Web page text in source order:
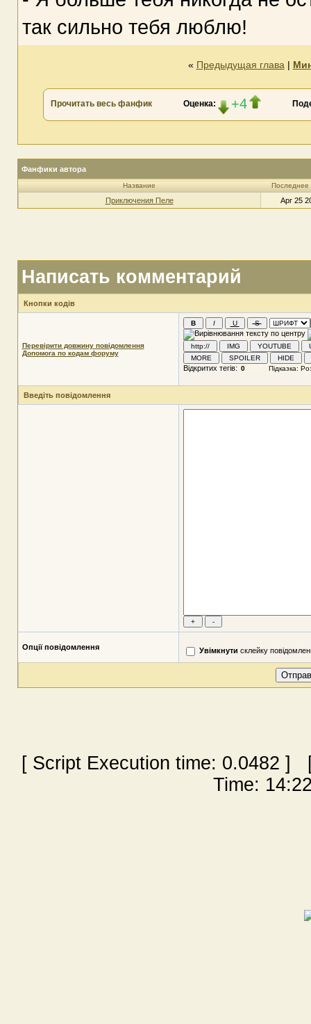
так сильно тебя люблю!
« Предыдущая глава |
Прочитать весь фанфик Оценка: +4
Фанфики автора
Название Последнее
Приключения Пеле Apr 25
Написать комментарий
Кнопки кодів
Перевірити довжину повідомлення
Допомога по кодам форуму
Відкритих тегів:
Введіть повідомлення
Опції повідомлення Увімкнути склейку
[ Script Execution time: 0.0482 ] [
Time: